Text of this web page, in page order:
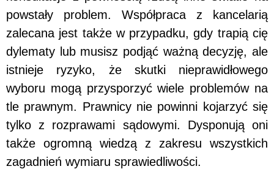
powstały problem. Współpraca z kancelarią
zalecana jest także w przypadku, gdy trapią cię
dylematy lub musisz podjąć ważną decyzję, ale
istnieje ryzyko, że skutki nieprawidłowego
wyboru mogą przysporzyć wiele problemów na
tle prawnym. Prawnicy nie powinni kojarzyć się
tylko z rozprawami sądowymi. Dysponują oni
także ogromną wiedzą z zakresu wszystkich
zagadnień wymiaru sprawiedliwości.